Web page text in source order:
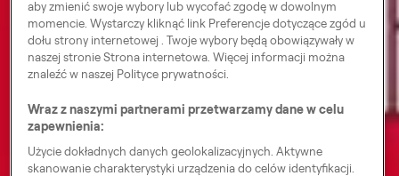
aby zmienić swoje wybory lub wycofać zgodę w dowolnym
momencie. Wystarczy kliknąć link Preferencje dotyczące zgód u
dołu strony internetowej . Twoje wybory będą obowiązywały w
naszej stronie Strona internetowa. Więcej informacji można
znaleźć w naszej Polityce prywatności.
Wraz z naszymi partnerami przetwarzamy dane w celu
zapewnienia:
Użycie dokładnych danych geolokalizacyjnych. Aktywne
skanowanie charakterystyki urządzenia do celów identyfikacji.